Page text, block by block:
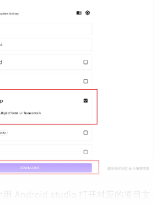
用 Android studio 打开对应的项目文